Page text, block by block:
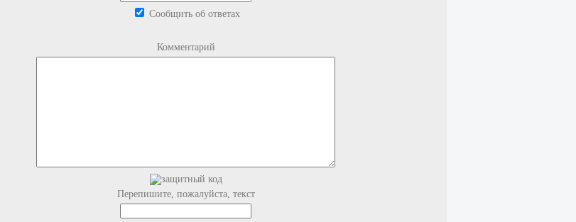
Сообщить об ответах
Комментарий
Перепишите, пожалуйста, текст